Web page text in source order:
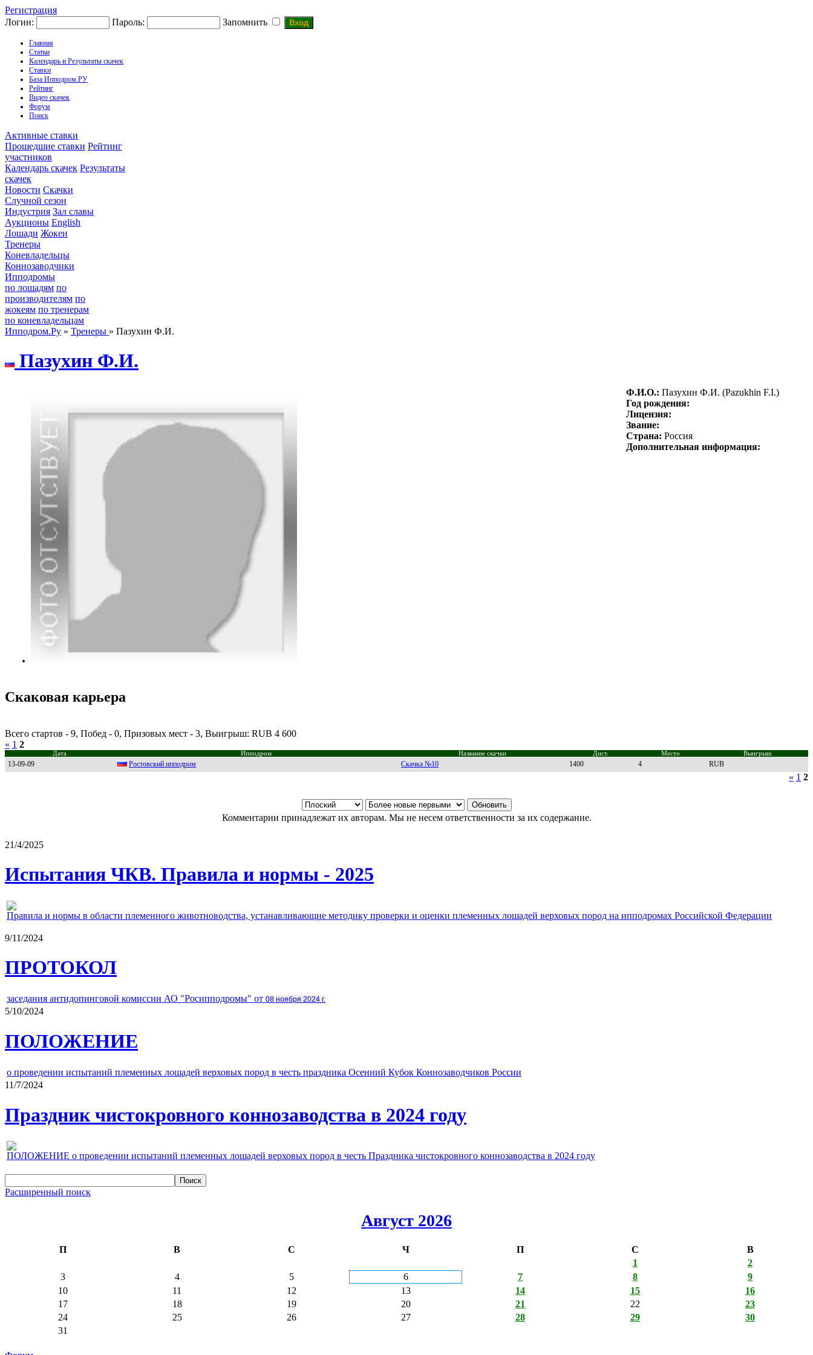
Регистрация
Логин:
Пароль: Запомнить
Главная
Статьи
Календарь и Результаты скачек
Ставки
База Ипподром.РУ
Рейтинг
Видео скачек
Форум
Поиск
Активные ставки
Прошедшие ставки Рейтинг
участников
Календарь скачек Результаты
скачек
Новости Скачки
Случной сезон
Индустрия Зал славы
Аукционы English
Лошади Жокеи
Тренеры
Коневладельцы
Коннозаводчики
Ипподромы
по лошадям по
производителям по
жокеям по тренерам
по коневладельцам
Ипподром.Ру » Тренеры » Пазухин Ф.И.
Пaзуxин Ф.И.
Ф.И.О.: Пaзуxин Ф.И. (Pazukhin F.I.)
Год рождения:
Лицензия:
Звание:
Страна: Россия
Дополнительная информация:
Скаковая карьера
Всего стартов - 9, Побед - 0, Призовых мест - 3, Выигрыш: RUB 4 600
« 1 2
Дата Ипподром Название скачки Дист. Место Выигрыш
13-09-09 Pоcтовcкий ипподpом Скачка №10 1400 4 RUB
« 1 2
Комментарии принадлежат их авторам. Мы не несем ответственности за их содержание.
21/4/2025
Испытания ЧКВ. Правила и нормы - 2025
Правила и нормы в области племенного животноводства, устанавливающие методику проверки и оценки племенных лошадей верховых пород на ипподромах Российской Федерации
9/11/2024
ПРОТОКОЛ
заседания антидопинговой комиссии АО "Росипподромы" от 08 ноября 2024 г.
5/10/2024
ПОЛОЖЕНИЕ
о проведении испытаний племенных лошадей верховых пород в честь праздника Осенний Кубок Коннозаводчиков России
11/7/2024
Праздник чистокровного коннозаводства в 2024 году
ПОЛОЖЕНИЕ о проведении испытаний племенных лошадей верховых пород в честь Праздника чистокровного коннозаводства в 2024 году
Расширенный поиск
Август 2026
П В С Ч П С
В
1
2
3
4 5 6 7 8
9
10
11 12 13 14 15
16
17
18 19 20 21 22
23
24
25 26 27 28 29
30
31